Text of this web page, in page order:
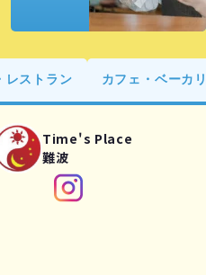
レストラン カフェ・ベーカ
Time's Place
難波